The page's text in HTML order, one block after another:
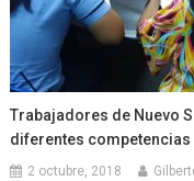
Trabajadores de Nuevo
diferentes
2 octubre, 2018